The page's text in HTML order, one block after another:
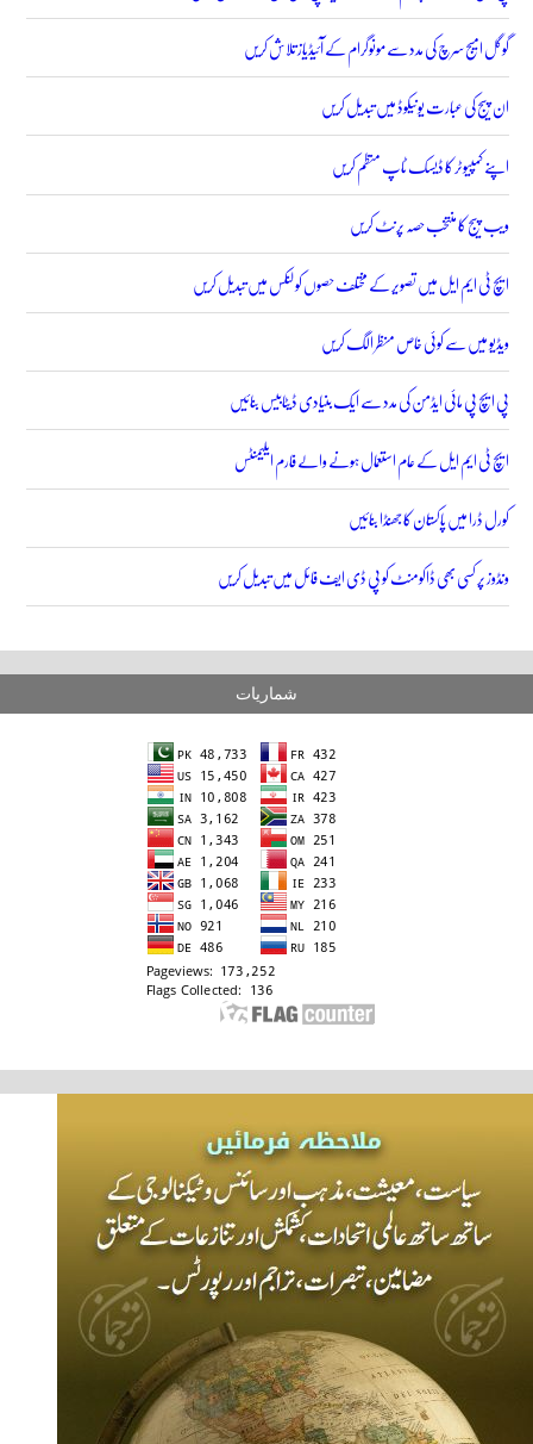
گوگل امیج سرچ کی مدد سے مونوگرام کے آئیڈیاز تلاش کریں
ان پیج کی عبارت یونیکوڈ میں تبدیل کریں
اپنے کمپیوٹر کا ڈیسک ٹاپ منظم کریں
ویب پیج کا منتخب حصہ پرنٹ کریں
ایچ ٹی ایم ایل میں تصویر کے مختلف حصوں کو لنکس میں تبدیل کریں
ویڈیو میں سے کوئی خاص منظر الگ کریں
پی ایچ پی مائی ایڈمن کی مدد سے ایک بنیادی ڈیٹابیس بنائیں
ایچ ٹی ایم ایل کے عام استعمال ہونے والے فارم ایلیمنٹس
کورل ڈرا میں پاکستان کا جھنڈا بنائیں
ونڈوز پر کسی بھی ڈاکومنٹ کو پی ڈی ایف فائل میں تبدیل کریں
شماریات